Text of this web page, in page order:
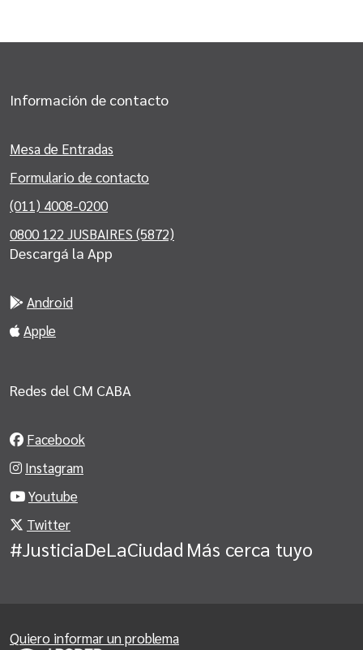
Información de contacto
Mesa de Entradas
Formulario de contacto
(011) 4008-0200
0800 122 JUSBAIRES (5872)
Descargá la App
Android
Apple
Redes del CM CABA
Facebook
Instagram
Youtube
Twitter
#JusticiaDeLaCiudad Más cerca tuyo
Quiero informar un problema